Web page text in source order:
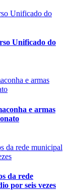
Unificado do
e armas
da rede
por seis vezes